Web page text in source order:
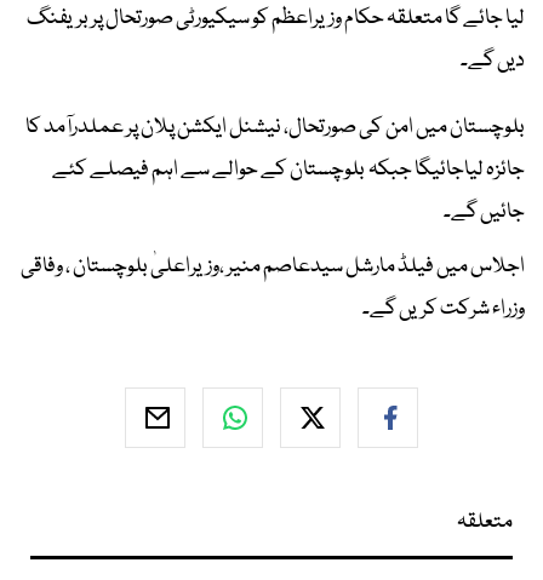
لیا جائے گا متعلقہ حکام وزیراعظم کو سیکیورٹی صورتحال پر بریفنگ
دیں گے۔
بلوچستان میں امن کی صورتحال، نیشنل ایکشن پلان پر عملدرآمد کا
جائزہ لیاجائیگا جبکہ بلوچستان کے حوالے سے اہم فیصلے کئے
جائیں گے۔
اجلاس میں فیلڈ مارشل سیدعاصم منیر ،وزیراعلیٰ بلوچستان ، وفاقی
وزراء شرکت کریں گے۔
متعلقہ